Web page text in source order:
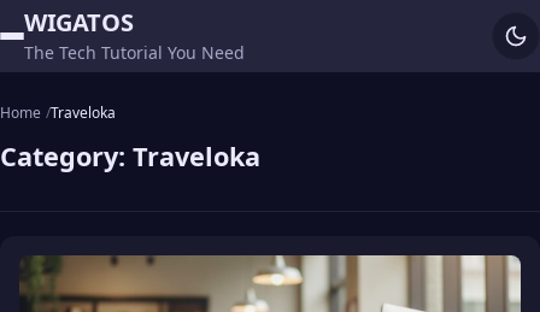
WIGATOS
The Tech Tutorial You Need
Home Traveloka
Category: Traveloka